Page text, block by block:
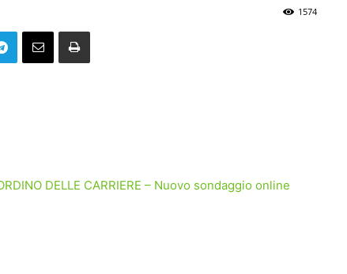
1574
DELLE CARRIERE – Nuovo sondaggio online